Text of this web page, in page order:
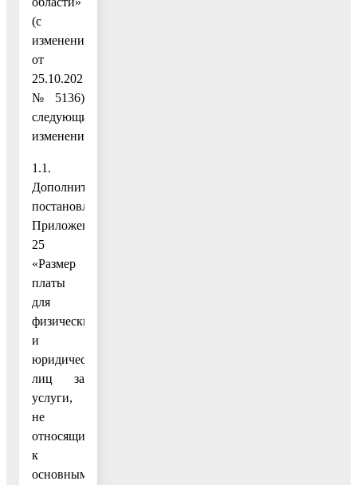
(с
изменениями
от
25.10.2021
№ 5136)
следующие
изменения:
1.1.
Дополнить
постановление
Приложением
25
«Размер
платы
для
физических
и
юридических
лиц за
услуги,
не
относящиеся
к
основным